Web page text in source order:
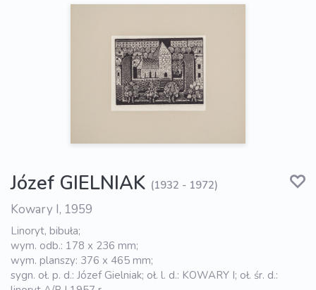
Józef GIELNIAK (1932 - 1972)
Kowary I, 1959
Linoryt, bibuła;
wym. odb.: 178 x 236 mm;
wym. planszy: 376 x 465 mm;
sygn. oł. p. d.: Józef Gielniak; oł. l. d.: KOWARY I; oł. śr. d.: